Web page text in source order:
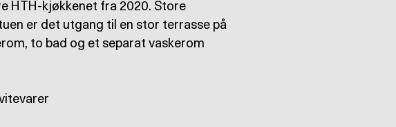
HTH-kjøkkenet fra 2020. Store
er det utgang til en stor terrasse på
to bad og et separat vaskerom